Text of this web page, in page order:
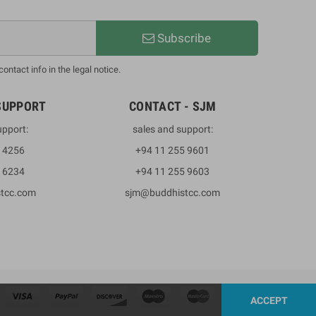
Subscribe
info in the legal notice.
4256
6234
CONTACT - SJM
sales and support:
+94 11 255 9601
+94 11 255 9603
sjm@buddhistcc.com
ACCEPT